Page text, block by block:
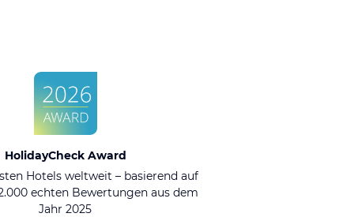
HolidayCheck Award
Hotels weltweit – basierend auf
echten Bewertungen aus dem
Jahr 2025